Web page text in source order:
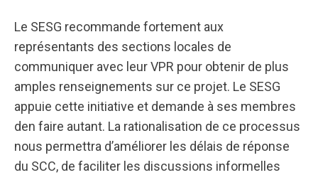
Le SESG recommande fortement aux
représentants des sections locales de
communiquer avec leur VPR pour obtenir de plus
amples renseignements sur ce projet. Le SESG
appuie cette initiative et demande à ses membres
den faire autant. La rationalisation de ce processus
nous permettra d’améliorer les délais de réponse
du SCC, de faciliter les discussions informelles